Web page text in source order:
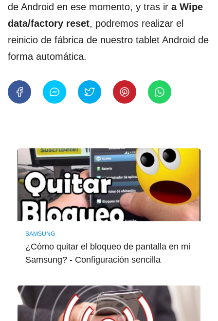
de Android en ese momento, y tras ir a Wipe
data/factory reset, podremos realizar el
reinicio de fábrica de nuestro tablet Android de
forma automática.
SAMSUNG
¿Cómo quitar el bloqueo de pantalla en mi
Samsung? - Configuración sencilla